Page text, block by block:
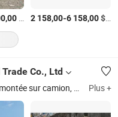
$US /Pièce
2 158,00-6 158,00$US
Co., Ltd
levage et de manutention, dépanneuse, camion-citerne, camion malaxeur, camions agricoles Plus +